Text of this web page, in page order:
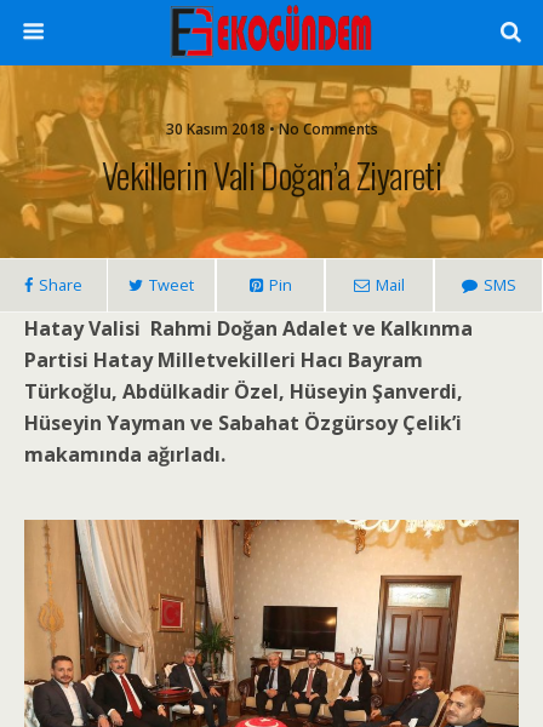
30 Kasım 2018 • No Comments
Vekillerin Vali Doğan’a Ziyareti
Share Tweet Pin Mail SMS
Hatay Valisi Rahmi Doğan Adalet ve Kalkınma
Partisi Hatay Milletvekilleri Hacı Bayram
Türkoğlu, Abdülkadir Özel, Hüseyin Şanverdi,
Hüseyin Yayman ve Sabahat Özgürsoy Çelik’i
makamında ağırladı.